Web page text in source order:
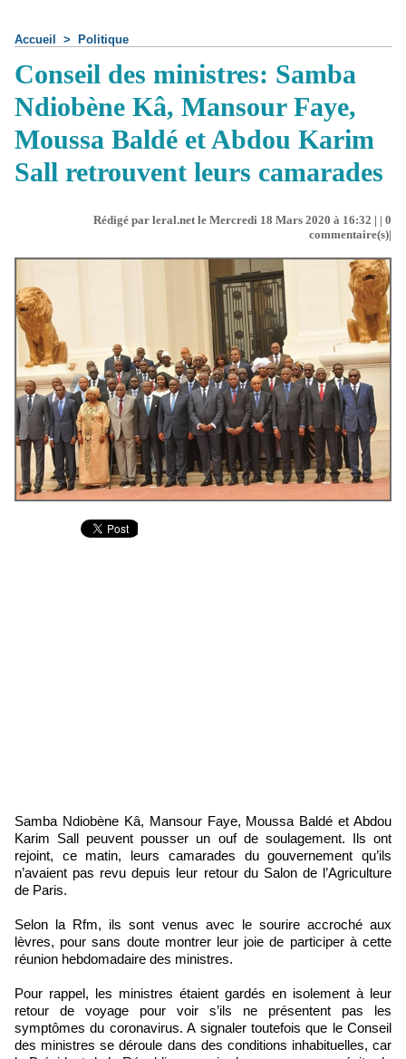
Accueil > Politique
Conseil des ministres: Samba
Ndiobène Kâ, Mansour Faye,
Moussa Baldé et Abdou Karim
Sall retrouvent leurs camarades
Rédigé par leral.net le Mercredi 18 Mars 2020 à 16:32 | | 0
commentaire(s)|
Samba Ndiobène Kâ, Mansour Faye, Moussa Baldé et Abdou
Karim Sall peuvent pousser un ouf de soulagement. Ils ont
rejoint, ce matin, leurs camarades du gouvernement qu’ils
n’avaient pas revu depuis leur retour du Salon de l’Agriculture
de Paris.
Selon la Rfm, ils sont venus avec le sourire accroché aux
lèvres, pour sans doute montrer leur joie de participer à cette
réunion hebdomadaire des ministres.
Pour rappel, les ministres étaient gardés en isolement à leur
retour de voyage pour voir s’ils ne présentent pas les
symptômes du coronavirus. A signaler toutefois que le Conseil
des ministres se déroule dans des conditions inhabituelles, car